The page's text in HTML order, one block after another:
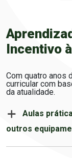
Incentivo
Com quatro anos
curricular com
da atualidade.
Aulas
outros